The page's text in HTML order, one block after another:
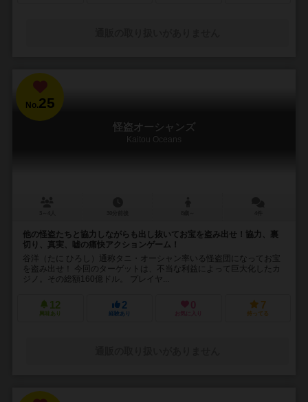
No.25
怪盗オーシャンズ
Kaitou Oceans
他の怪盗たちと協力しながらも出し抜いてお宝を盗み出せ！協力、裏
切り、真実、嘘の痛快アクションゲーム！
谷洋（たに ひろし）通称タニ・オーシャン率いる怪盗団になってお宝
を盗み出せ！ 今回のターゲットは、不当な利益によって巨大化したカ
ジノ。その総額160億ドル。 プレイヤ...
12
興味あり
2
経験あり
0
お気に入り
7
持ってる